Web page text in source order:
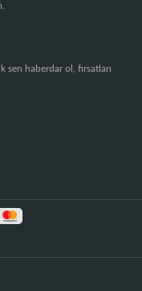
haberdar ol, fırsatları